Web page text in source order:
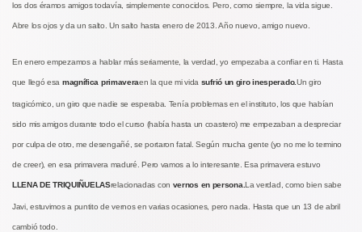
los dos éramos amigos todavía, simplemente conocidos. Pero, como siempre, la vida sigue.
Abre los ojos y da un salto. Un salto hasta enero de 2013. Año nuevo, amigo nuevo.
En enero empezamos a hablar más seriamente, la verdad, yo empezaba a confiar en ti. Hasta
que llegó esa magnífica primaveraen la que mi vida sufrió un giro inesperado.Un giro
tragicómico, un giro que nadie se esperaba. Tenía problemas en el instituto, los que habían
sido mis amigos durante todo el curso (había hasta un coastero) me empezaban a despreciar
por culpa de otro, me desengañé, se portaron fatal. Según mucha gente (yo no me lo termino
de creer), en esa primavera maduré. Pero vamos a lo interesante. Esa primavera estuvo
LLENA DE TRIQUIÑUELASrelacionadas con vernos en persona.La verdad, como bien sabe
Javi, estuvimos a puntito de vernos en varias ocasiones, pero nada. Hasta que un 13 de abril
cambió todo.